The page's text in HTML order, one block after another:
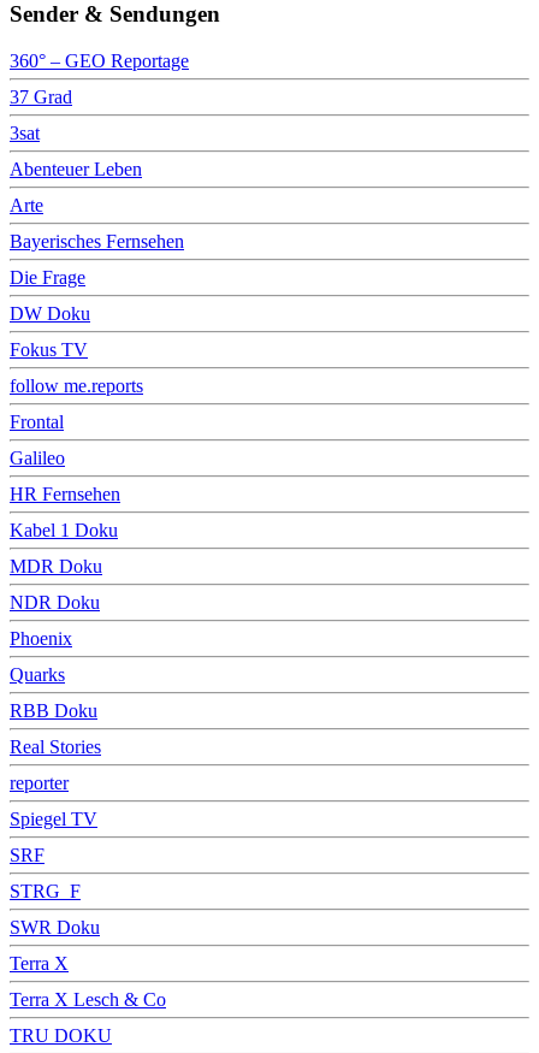
Sender & Sendungen
360° – GEO Reportage
37 Grad
3sat
Abenteuer Leben
Arte
Bayerisches Fernsehen
Die Frage
DW Doku
Fokus TV
follow me.reports
Frontal
Galileo
HR Fernsehen
Kabel 1 Doku
MDR Doku
NDR Doku
Phoenix
Quarks
RBB Doku
Real Stories
reporter
Spiegel TV
SRF
STRG_F
SWR Doku
Terra X
Terra X Lesch & Co
TRU DOKU